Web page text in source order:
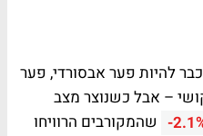
להיות פער אבסורדי, פער
20% עוד בקושי – אבל כשנוצר מצב
- שהמקורבים הרוויחו